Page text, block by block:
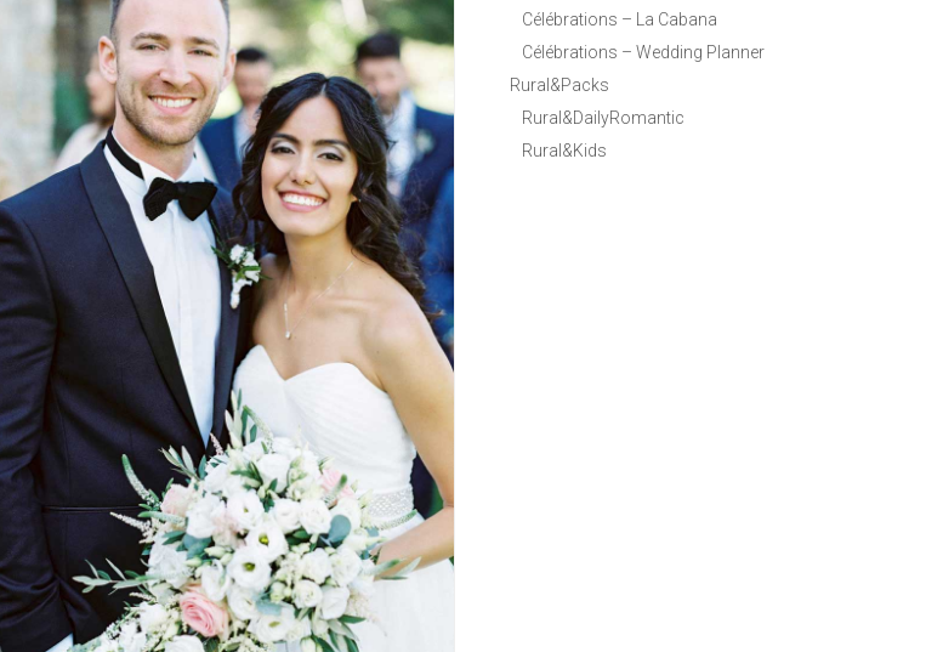
Célébrations – La Cabana
Célébrations – Wedding Planner
Rural&Packs
Rural&DailyRomantic
Rural&Kids